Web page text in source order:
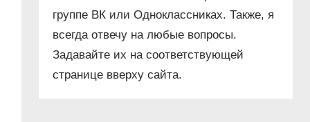
группе ВК или Одноклассниках. Также, я
всегда отвечу на любые вопросы.
Задавайте их на соответствующей
странице вверху сайта.